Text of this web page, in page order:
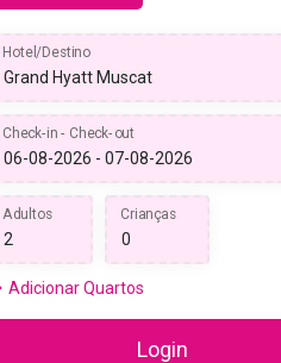
Hotel/Destino
Check-in - Check-out
Adultos Crianças
Adicionar Quartos
Login